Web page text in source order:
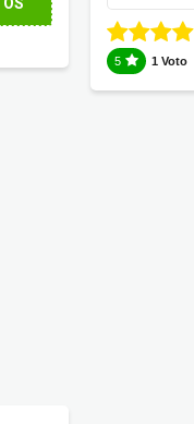
5 1 Voto